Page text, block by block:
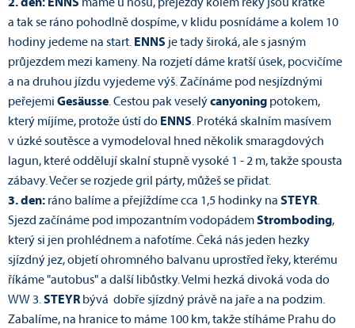
2. den: ENNS máme u nosu, přejezdy kolem řeky jsou krátké
a tak se ráno pohodlně dospíme, v klidu posnídáme a kolem 10
hodiny jedeme na start. ENNS je tady široká, ale s jasným
průjezdem mezi kameny. Na rozjetí dáme kratší úsek, pocvičíme
a na druhou jízdu vyjedeme výš. Začínáme pod nesjízdnými
peřejemi Gesäusse. Cestou pak veselýcanyoning potokem,
který míjíme, protože ústí do ENNS. Protéká skalním masívem
v úzké soutěsce a vymodeloval hned několik smaragdových
lagun, které oddělují skalní stupně vysoké 1 - 2 m, takže spousta
zábavy. Večer se rozjede gril párty, můžeš se přidat.
3. den: ráno balíme a přejíždíme cca 1,5 hodinky na STEYR.
Sjezd začínáme pod impozantním vodopádemStromboding,
který si jen prohlédnem a nafotíme. Čeká nás jeden hezky
sjízdný jez, objetí ohromného balvanu uprostřed řeky, kterému
říkáme "autobus" a další libůstky. Velmi hezká divoká voda do
WW 3.STEYR bývá dobře sjízdný právě na jaře a na podzim.
Zabalíme, na hranice to máme 100 km, takže stíháme Prahu do